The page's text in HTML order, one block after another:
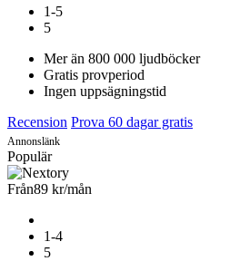
1-5
5
Mer än 800 000 ljudböcker
Gratis provperiod
Ingen uppsägningstid
Recension Prova 60 dagar gratis
Annonslänk
Populär
Från89 kr/mån
1-4
5